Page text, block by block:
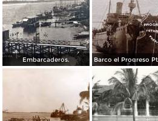
Embarcaderos.